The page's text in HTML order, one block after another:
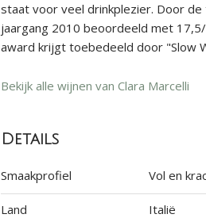
staat voor veel drinkplezier. Door
jaargang 2010 beoordeeld met
award krijgt toebedeeld door "Slow
Bekijk alle wijnen van Clara Marcelli
Details
Smaakprofiel Vol en
Land Italië